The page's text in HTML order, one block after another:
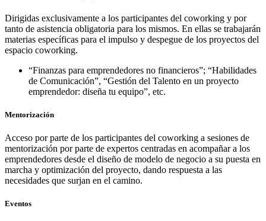
Dirigidas exclusivamente a los participantes del coworking y por
tanto de asistencia obligatoria para los mismos. En ellas se trabajarán
materias específicas para el impulso y despegue de los proyectos del
espacio coworking.
“Finanzas para emprendedores no financieros”; “Habilidades
de Comunicación”, “Gestión del Talento en un proyecto
emprendedor: diseña tu equipo”, etc.
Mentorización
Acceso por parte de los participantes del coworking a sesiones de
mentorización por parte de expertos centradas en acompañar a los
emprendedores desde el diseño de modelo de negocio a su puesta en
marcha y optimización del proyecto, dando respuesta a las
necesidades que surjan en el camino.
Eventos